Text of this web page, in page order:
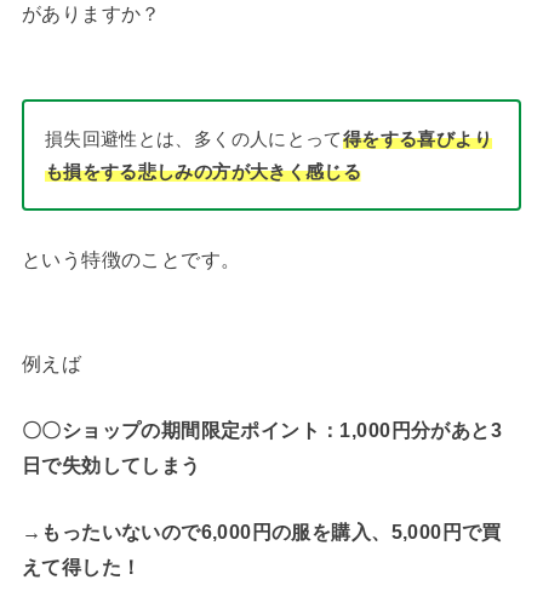
がありますか？
損失回避性とは、多くの人にとって得をする喜びより
も損をする悲しみの方が大きく感じる
という特徴のことです。
例えば
〇〇ショップの期間限定ポイント：1,000円分があと3
日で失効してしまう
→もったいないので6,000円の服を購入、5,000円で買
えて得した！